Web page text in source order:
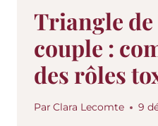
Triangle
couple :
des rôles
Par Clara Lecomte 9